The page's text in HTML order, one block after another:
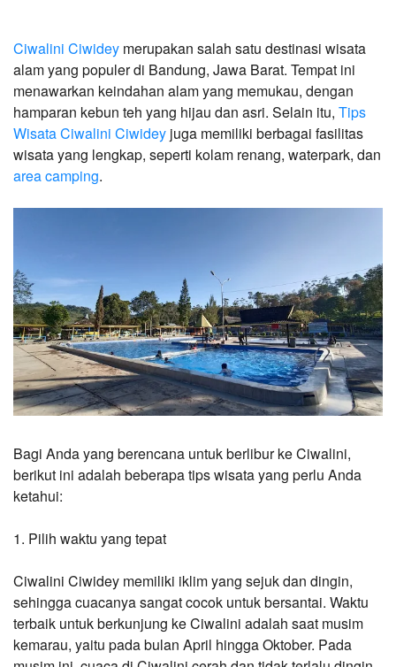
Ciwalini Ciwidey merupakan salah satu destinasi wisata
alam yang populer di Bandung, Jawa Barat. Tempat ini
menawarkan keindahan alam yang memukau, dengan
hamparan kebun teh yang hijau dan asri. Selain itu, Tips
Wisata Ciwalini Ciwidey juga memiliki berbagai fasilitas
area camping.
Bagi Anda yang berencana untuk berlibur ke Ciwalini,
berikut ini adalah beberapa tips wisata yang perlu Anda
ketahui:
1. Pilih waktu yang tepat
Ciwalini Ciwidey memiliki iklim yang sejuk dan dingin,
sehingga cuacanya sangat cocok untuk bersantai. Waktu
terbaik untuk berkunjung ke Ciwalini adalah saat musim
kemarau, yaitu pada bulan April hingga Oktober. Pada